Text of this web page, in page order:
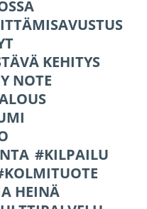
KEHITYS
NOTE
KILPAILU
KOLMITUOTE
HEINÄ